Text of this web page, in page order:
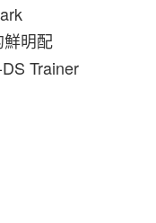
明配
Trainer